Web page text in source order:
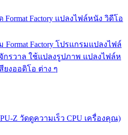
Format Factory แปลงไฟล์หนัง วิดีโอ
Factory โปรแกรมแปลงไฟล์
กรวาล ใช้แปลงรูปภาพ แปลงไฟล์ห
ยงออดิโอ ต่าง ๆ
Z วัดดูความเร็ว CPU เครื่องคุณ)